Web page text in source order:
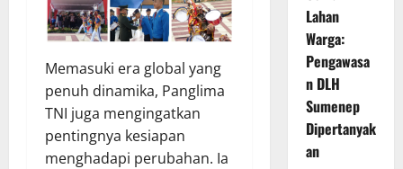
Memasuki era global yang
penuh dinamika, Panglima
TNI juga mengingatkan
pentingnya kesiapan
menghadapi perubahan. Ia
Lahan
Warga:
Pengawasa
n DLH
Sumenep
Dipertanyak
an